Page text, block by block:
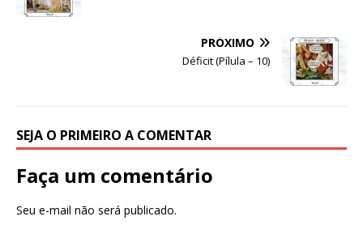
PRÓXIMO
Déficit (Pílula – 10)
SEJA O PRIMEIRO A COMENTAR
Faça um comentário
Seu e-mail não será publicado.